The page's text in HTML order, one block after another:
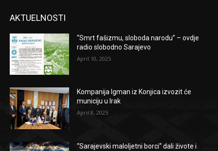
AKTUELNOSTI
“Smrt fašizmu, sloboda narodu” – ovdje
radio slobodno Sarajevo
April 10, 2025
Kompanija Igman iz Konjica izvozit će
municiju u Irak
April 8, 2025
“Sarajevski maloljetni borci“ dali živote i